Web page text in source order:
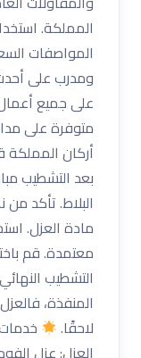
المملكة.
ومدرب على
على جميع
متوفرة على
أركان المملكة
بعد التشطيب
البلاط. تأكد
مادة العزل.
معتمدة. قم
التشطيب
المنفذة،
لاحقًا.